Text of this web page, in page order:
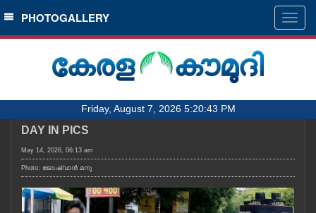
SECTIONS
HOME
NOTIFIED NEWS
KERALA
LOCAL
PHOTOGALLERY
Friday, August 7, 2026 5:20:43 PM
DAY IN PICS
May 14, 2026, 06:13 am
Photo: ജോഷ്‌വാൻ മനു